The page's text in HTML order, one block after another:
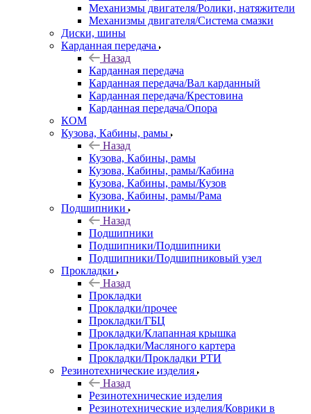
Механизмы двигателя/Ролики, натяжители
Механизмы двигателя/Система смазки
Диски, шины
Карданная передача
Назад
Карданная передача
Карданная передача/Вал карданный
Карданная передача/Крестовина
Карданная передача/Опора
КОМ
Кузова, Кабины, рамы
Назад
Кузова, Кабины, рамы
Кузова, Кабины, рамы/Кабина
Кузова, Кабины, рамы/Кузов
Кузова, Кабины, рамы/Рама
Подшипники
Назад
Подшипники
Подшипники/Подшипники
Подшипники/Подшипниковый узел
Прокладки
Назад
Прокладки
Прокладки/прочее
Прокладки/ГБЦ
Прокладки/Клапанная крышка
Прокладки/Масляного картера
Прокладки/Прокладки РТИ
Резинотехнические изделия
Назад
Резинотехнические изделия
Резинотехнические изделия/Коврики в